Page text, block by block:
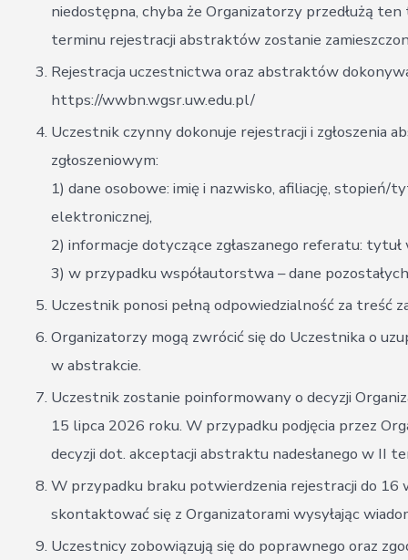
niedostępna, chyba że Organizatorzy przedłużą
terminu rejestracji abstraktów zostanie
Rejestracja uczestnictwa oraz abstraktów
https://wwbn.wgsr.uw.edu.pl/
Uczestnik czynny dokonuje rejestracji i zgłoszenia
zgłoszeniowym:
1) dane osobowe: imię i nazwisko, afiliację, stopień/
elektronicznej,
2) informacje dotyczące zgłaszanego referatu:
3) w przypadku współautorstwa – dane
Uczestnik ponosi pełną odpowiedzialność za treść
Organizatorzy mogą zwrócić się do Uczestnika o
w abstrakcie.
Uczestnik zostanie poinformowany o decyzji
15 lipca 2026 roku. W przypadku podjęcia przez
decyzji dot. akceptacji abstraktu nadesłanego w II
W przypadku braku potwierdzenia rejestracji do 16
skontaktować się z Organizatorami wysyłając
Uczestnicy zobowiązują się do poprawnego oraz